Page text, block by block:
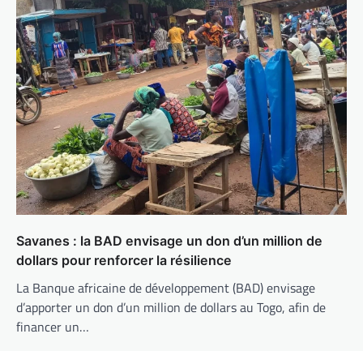
Savanes : la BAD envisage un don d’un million de
dollars pour renforcer la résilience
La Banque africaine de développement (BAD) envisage
d’apporter un don d’un million de dollars au Togo, afin de
financer un…